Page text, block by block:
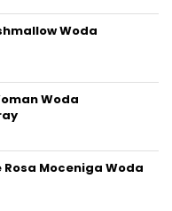
Woda
Woda
Moceniga Woda